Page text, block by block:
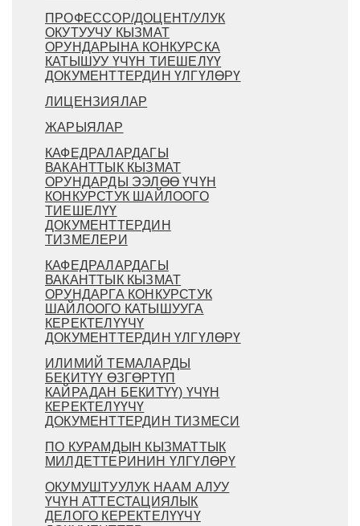
ПРОФЕССОР/ДОЦЕНТ/УЛУК
ОКУТУУЧУ КЫЗМАТ
ОРУНДАРЫНА КОНКУРСКА
КАТЫШУУ ҮЧҮН ТИЕШЕЛҮҮ
ДОКУМЕНТТЕРДИН ҮЛГҮЛӨРҮ
ЛИЦЕНЗИЯЛАР
ЖАРЫЯЛАР
КАФЕДРАЛАРДАГЫ
ВАКАНТТЫК КЫЗМАТ
ОРУНДАРДЫ ЭЭЛӨӨ ҮЧҮН
КОНКУРСТУК ШАЙЛООГО
ТИЕШЕЛҮҮ
ДОКУМЕНТТЕРДИН
ТИЗМЕЛЕРИ
КАФЕДРАЛАРДАГЫ
ВАКАНТТЫК КЫЗМАТ
ОРУНДАРГА КОНКУРСТУК
ШАЙЛООГО КАТЫШУУГА
КЕРЕКТЕЛҮҮЧҮ
ДОКУМЕНТТЕРДИН ҮЛГҮЛӨРҮ
ИЛИМИЙ ТЕМАЛАРДЫ
БЕКИТҮҮ ӨЗГӨРТҮП
КАЙРАДАН БЕКИТҮҮ) ҮЧҮН
КЕРЕКТЕЛҮҮЧҮ
ДОКУМЕНТТЕРДИН ТИЗМЕСИ
ПО КУРАМДЫН КЫЗМАТТЫК
МИЛДЕТТЕРИНИН ҮЛГҮЛӨРҮ
ОКУМУШТУУЛУК НААМ АЛУУ
ҮЧҮН АТТЕСТАЦИЯЛЫК
ДЕЛОГО КЕРЕКТЕЛҮҮЧҮ